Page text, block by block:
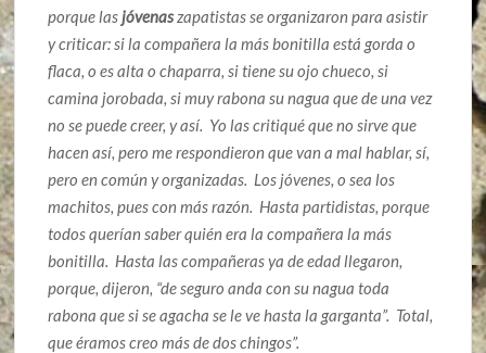
porque las jóvenaszapatistas se organizaron para asistir
y criticar: si la compañera la más bonitilla está gorda o
flaca, o es alta o chaparra, si tiene su ojo chueco, si
camina jorobada, si muy rabona su nagua que de una vez
no se puede creer, y así. Yo las critiqué que no sirve que
hacen así, pero me respondieron que van a mal hablar, sí,
pero en común y organizadas. Los jóvenes, o sea los
machitos, pues con más razón. Hasta partidistas, porque
todos querían saber quién era la compañera la más
bonitilla. Hasta las compañeras ya de edad llegaron,
porque, dijeron, “de seguro anda con su nagua toda
rabona que si se agacha se le ve hasta la garganta”. Total,
que éramos creo más de dos chingos”.